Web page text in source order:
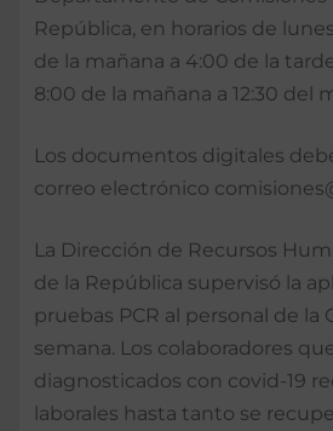
República, en horarios de
de la mañana a 4:00 de la
8:00 de la mañana a 12:30 del
Los documentos digitales
correo electrónico
La Dirección de Recursos
de la República supervisó la
pruebas PCR al personal de la
semana. Los colaboradores
diagnosticados con covid-19
laborales hasta tanto se